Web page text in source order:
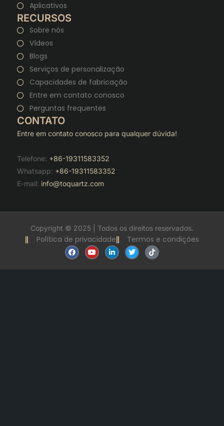
Aplicativos
RECURSOS
Sobre nós
Vídeos
Blogs
Serviços de personalização
Capacidades de fabricação
Entre em contato conosco
Perguntas frequentes
CONTATO
Entre em contato conosco para qualquer dúvida!
Telefone: +86-19311583352
Whatsapp: +86-19311583352
E-mail: info@toquartz.com
Copyright © 2025 | Todos os direitos reservados.
Política de privacidade
Termos e condições
F
a
c
Y
o
u
L
i
n
T
w
i
T
i
k